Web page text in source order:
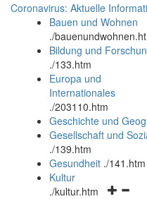
Coronavirus: Aktuelle
Bauen und Wohnen
./
Bildung und
./133.htm
Europa und
Internationales
./203110.htm
Geschichte und
Gesellschaft und
./139.htm
Gesundheit ./141.htm
Kultur
./kultur.htm